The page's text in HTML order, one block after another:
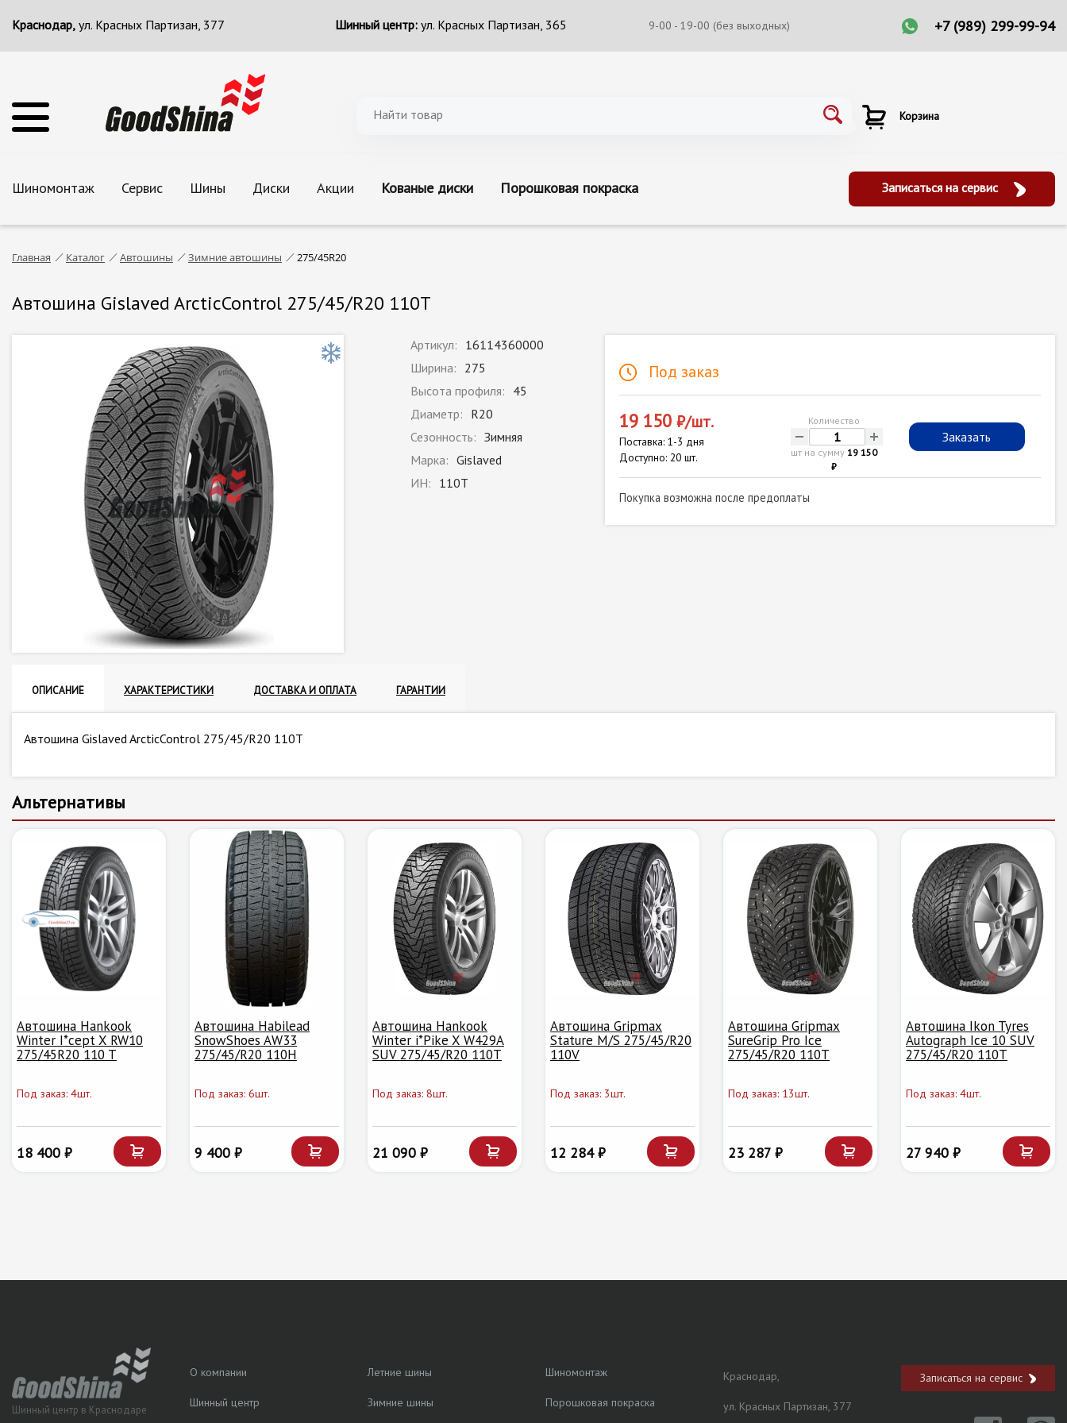
Краснодар, ул. Красных Партизан, 377 Шинный центр:ул. Красных Партизан, 365 9-00 - 19-00 (без выходных) +7 (989) 299-99-94
Корзина
Шиномонтаж Сервис Шины Диски Акции Кованые диски Порошковая покраска Записаться на сервис
Главная Каталог Автошины Зимние автошины 275/45R20
Автошина Gislaved ArcticControl 275/45/R20 110T
Артикул: 16114360000
Ширина: 275
Высота профиля: 45
Диаметр: R20
Сезонность: Зимняя
Марка: Gislaved
ИН: 110T
Под заказ
19 150 ₽/шт.
Поставка: 1-3 дня
Доступно: 20 шт.
Количество
- +
шт на сумму 19 150
₽
Заказать
Покупка возможна после предоплаты
ОПИСАНИЕ ХАРАКТЕРИСТИКИ ДОСТАВКА И ОПЛАТА ГАРАНТИИ
Автошина Gislaved ArcticControl 275/45/R20 110T
Альтернативы
Автошина Hankook
Winter I*cept X RW10
275/45R20 110 T
Под заказ: 4шт.
18 400 ₽
Автошина Habilead
SnowShoes AW33
275/45/R20 110H
Под заказ: 6шт.
9 400 ₽
Автошина Hankook
Winter i*Pike X W429A
SUV 275/45/R20 110T
Под заказ: 8шт.
21 090 ₽
Автошина Gripmax
Stature M/S 275/45/R20
110V
Под заказ: 3шт.
12 284 ₽
Автошина Gripmax
SureGrip Pro Ice
275/45/R20 110T
Под заказ: 13шт.
23 287 ₽
Автошина Ikon Tyres
Autograph Ice 10 SUV
275/45/R20 110T
Под заказ: 4шт.
27 940 ₽
Шинный центр в Краснодаре
О компании
Шинный центр
Летние шины
Зимние шины
Шиномонтаж
Порошковая покраска
Краснодар,
ул. Красных Партизан, 377
Записаться на сервис